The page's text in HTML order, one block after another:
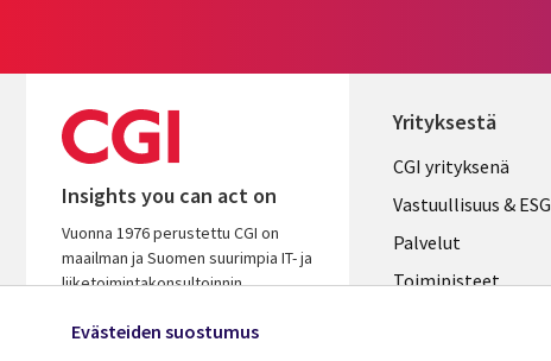
Insights you can act on
Vuonna 1976 perustettu CGI on
maailman ja Suomen suurimpia IT- ja
liiketoimintakonsultoinnin
osaavana kumppanina autamme
Yrityksestä
Useful
links
FINLAND
CGI yrityksenä
Vastuullisuus & ESG
Palvelut
Toimipisteet
Evästeiden suostumus